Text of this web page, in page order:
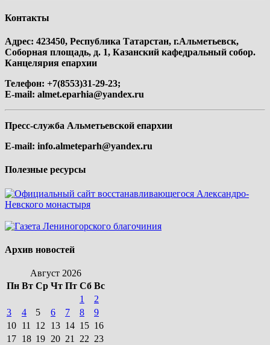
Контакты
Адрес: 423450, Республика Татарстан, г.Альметьевск,
Соборная площадь, д. 1, Казанский кафедральный собор.
Канцелярия епархии
Телефон: +7(8553)31-29-23;
E-mail: almet.eparhia@yandex.ru
Пресс-служба Альметьевской епархии
E-mail: info.almeteparh@yandex.ru
Полезные ресурсы
Архив новостей
Август 2026
Пн Вт Ср Чт Пт Сб Вс
1
2
3
4 5 6 7 8
9
10 11 12 13 14 15 16
17 18 19 20 21 22 23